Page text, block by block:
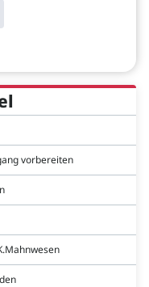
vorbereiten